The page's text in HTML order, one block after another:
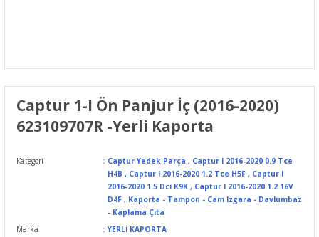
Captur 1-I Ön Panjur İç (2016-2020)
623109707R -Yerli Kaporta
Kategori Captur Yedek Parça , Captur I 2016-2020 0.9 Tce
H4B , Captur I 2016-2020 1.2 Tce H5F , Captur I
2016-2020 1.5 Dci K9K , Captur I 2016-2020 1.2 16V
D4F , Kaporta - Tampon - Cam Izgara - Davlumbaz
- Kaplama Çıta
Marka
YERLİ KAPORTA